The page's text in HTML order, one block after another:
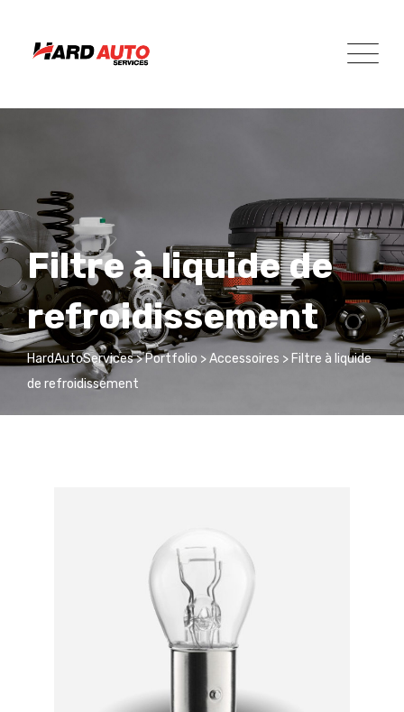
content
Filtre à liquide de
refroidissement
HardAutoServices>Portfolio >Accessoires > Filtre à liquide
de refroidissement